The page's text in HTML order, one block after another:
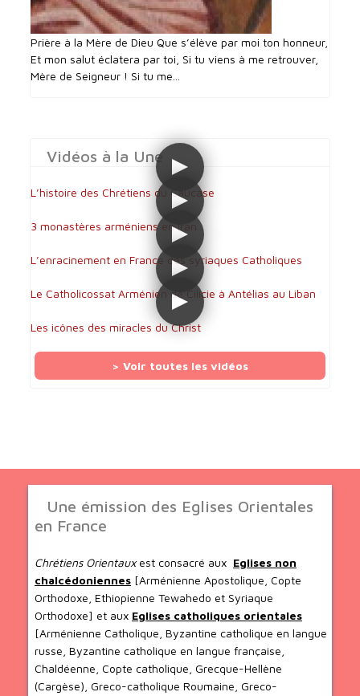
Prière à la Mère de Dieu Que s’élève par moi ton honneur,
Et mon salut éclatera par toi, Si tu viens à me retrouver,
Mère de Seigneur ! Si tu me...
Vidéos à la Une
L’histoire des Chrétiens du Caucase
3 monastères arméniens en Iran
L’enracinement en France des syriaques Catholiques
Le Catholicossat Arménien de Cilicie à Antélias au Liban
Les icônes des miracles du Christ
> Voir toutes les vidéos
Une émission des Eglises Orientales
en France
Chrétiens Orientauxest consacré aux Eglises non
chalcédoniennes [Arménienne Apostolique, Copte
Orthodoxe, Ethiopienne Tewahedo et Syriaque
Orthodoxe] et aux Eglises catholiques orientales
[Arménienne Catholique, Byzantine catholique en langue
russe, Byzantine catholique en langue française,
Chaldéenne, Copte catholique, Grecque-Hellène
(Cargèse), Greco-catholique Roumaine, Greco-